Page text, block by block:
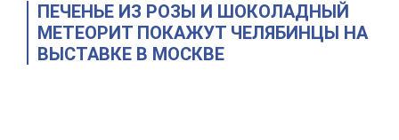
ПЕЧЕНЬЕ ИЗ РОЗЫ И ШОКОЛАДНЫЙ
МЕТЕОРИТ ПОКАЖУТ ЧЕЛЯБИНЦЫ НА
ВЫСТАВКЕ В МОСКВЕ